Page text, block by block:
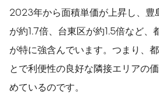
2023年から面積単価が上昇し、豊
が約1.7倍、台東区が約1.5倍など、
が特に強含んでいます。つまり、
とで利便性の良好な隣接エリアの
めているのです。